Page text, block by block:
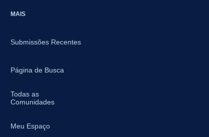
MAIS
Submissões Recentes
Página de Busca
Todas as
Comunidades
Meu Espaço